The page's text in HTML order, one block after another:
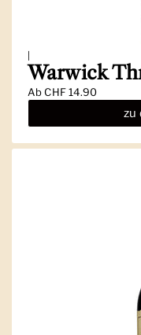
|
Warwick
AbCHF 14.90
zu